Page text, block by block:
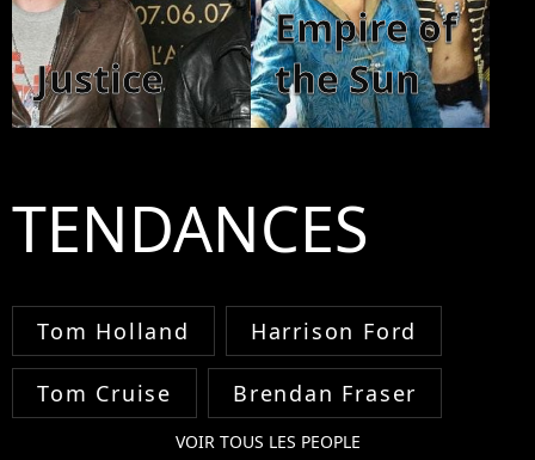
Justice
Empire of
the Sun
TENDANCES
Tom Holland Harrison Ford
Tom Cruise Brendan Fraser
VOIR TOUS LES PEOPLE